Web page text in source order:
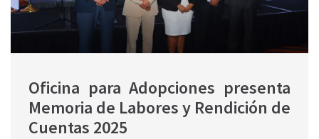
Oficina para Adopciones presenta
Memoria de Labores y Rendición de
Cuentas 2025